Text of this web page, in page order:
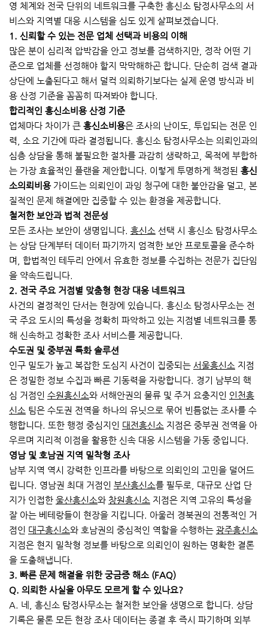
영 체계와 전국 단위의 네트워크를 구축한 흥신소 탐정사무소의 서
비스와 지역별 대응 시스템을 심도 있게 살펴보겠습니다.
1. 신뢰할 수 있는 전문 업체 선택과 비용의 이해
많은 분이 심리적 압박감을 안고 정보를 검색하지만, 정작 어떤 기
준으로 업체를 선정해야 할지 막막해하곤 합니다. 단순히 검색 결과
상단에 노출된다고 해서 덜컥 의뢰하기보다는 실제 운영 방식과 비
용 산정 기준을 꼼꼼히 따져봐야 합니다.
합리적인 흥신소비용 산정 기준
업체마다 차이가 큰 흥신소비용은 조사의 난이도, 투입되는 전문 인
력, 소요 기간에 따라 결정됩니다. 흥신소 탐정사무소는 의뢰인과의
심층 상담을 통해 불필요한 절차를 과감히 생략하고, 목적에 부합하
는 가장 효율적인 플랜을 제안합니다. 이렇게 투명하게 책정된 흥신
소의뢰비용가이드는 의뢰인이 과잉 청구에 대한 불안감을 덜고, 본
질적인 문제 해결에만 집중할 수 있는 환경을 제공합니다.
철저한 보안과 법적 전문성
모든 조사는 보안이 생명입니다. 흥신소 선택 시 흥신소 탐정사무소
는 상담 단계부터 데이터 파기까지 엄격한 보안 프로토콜을 준수하
며, 합법적인 테두리 안에서 유효한 정보를 수집하는 전문가 집단임
을 약속드립니다.
2. 전국 주요 거점별 맞춤형 현장 대응 네트워크
사건의 결정적인 단서는 현장에 있습니다. 흥신소 탐정사무소는 전
국 주요 도시의 특성을 정확히 파악하고 있는 지점별 네트워크를 통
해 신속하고 정확한 조사 서비스를 제공합니다.
수도권 및 중부권 특화 솔루션
인구 밀도가 높고 복잡한 도심지 사건이 집중되는 서울흥신소 지점
은 정밀한 정보 수집과 빠른 기동력을 자랑합니다. 경기 남부의 핵
심 거점인 수원흥신소와 서해안권의 물류 및 주거 요충지인 인천흥
신소 팀은 수도권 전역을 하나의 유닛으로 묶어 빈틈없는 조사를 수
행합니다. 또한 행정 중심지인 대전흥신소 지점은 중부권 전역을 아
우르며 지리적 이점을 활용한 신속 대응 시스템을 가동 중입니다.
영남 및 호남권 지역 밀착형 조사
남부 지역 역시 강력한 인프라를 바탕으로 의뢰인의 고민을 덜어드
립니다. 영남권 최대 거점인 부산흥신소를 필두로, 대규모 산업 단
지가 인접한 울산흥신소와 창원흥신소 지점은 지역 고유의 특성을
잘 아는 베테랑들이 현장을 지킵니다. 아울러 경북권의 전통적인 거
점인 대구흥신소와 호남권의 중심적인 역할을 수행하는 광주흥신소
지점은 현지 밀착형 정보를 바탕으로 의뢰인이 원하는 명확한 결론
을 도출해냅니다.
3. 빠른 문제 해결을 위한 궁금증 해소 (FAQ)
Q. 의뢰한 사실을 아무도 모르게 할 수 있나요?
A. 네, 흥신소 탐정사무소는 철저한 보안을 생명으로 합니다. 상담
기록은 물론 모든 현장 조사 데이터는 종결 후 즉시 파기하며 외부